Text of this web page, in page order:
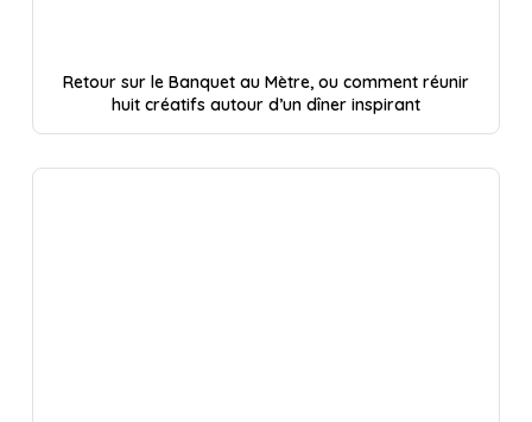
Retour sur le Banquet au Mètre, ou comment réunir
huit créatifs autour d’un dîner inspirant